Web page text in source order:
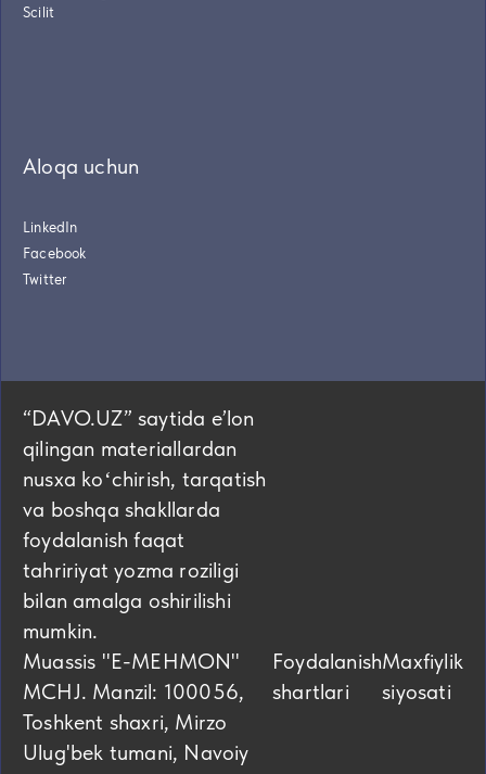
Scilit
Aloqa uchun
LinkedIn
Facebook
Twitter
“DAVO.UZ” saytida eʼlon
qilingan materiallardan
nusxa koʻchirish, tarqatish
va boshqa shakllarda
foydalanish faqat
tahririyat yozma roziligi
bilan amalga oshirilishi
mumkin.
Muassis "E-MEHMON"
MCHJ. Manzil: 100056,
Toshkent shaxri, Mirzo
Ulug'bek tumani, Navoiy
Foydalanish
shartlari
Maxfiylik
siyosati